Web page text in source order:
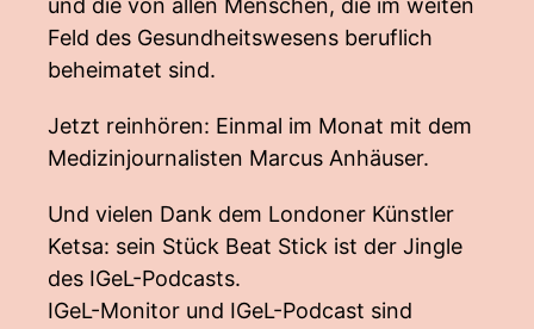
und die von allen Menschen, die im weiten
Feld des Gesundheitswesens beruflich
beheimatet sind.
Jetzt reinhören: Einmal im Monat mit dem
Medizinjournalisten Marcus Anhäuser.
Und vielen Dank dem Londoner Künstler
Ketsa: sein Stück Beat Stick ist der Jingle
des IGeL-Podcasts.
IGeL-Monitor und IGeL-Podcast sind